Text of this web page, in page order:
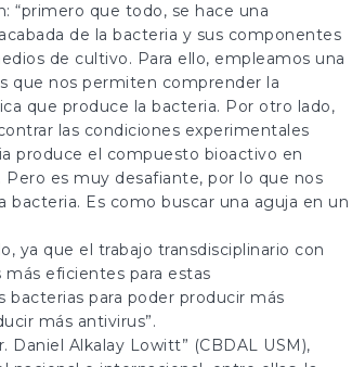
“primero que todo, se hace una
de la bacteria y sus componentes
de cultivo. Para ello, empleamos una
que nos permiten comprender la
que produce la bacteria. Por otro lado,
las condiciones experimentales
produce el compuesto bioactivo en
Pero es muy desafiante, por lo que nos
Es como buscar una aguja en un
ya que el trabajo transdisciplinario con
eficientes para estas
bacterias para poder producir más
más antivirus”.
Alkalay Lowitt” (CBDAL USM),